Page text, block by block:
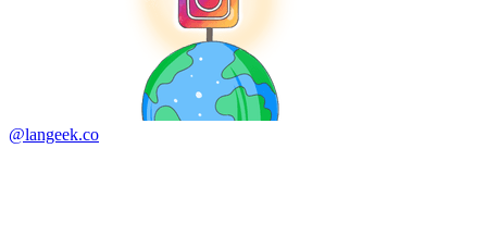
@langeek.co